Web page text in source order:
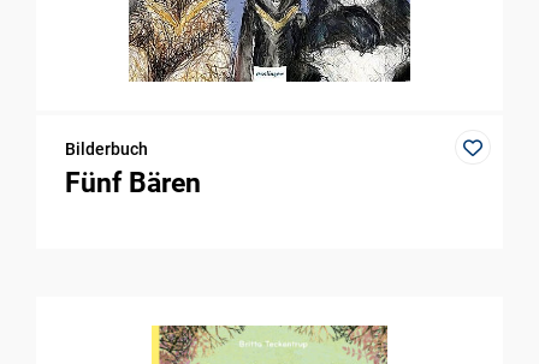
Bilderbuch
Fünf Bären